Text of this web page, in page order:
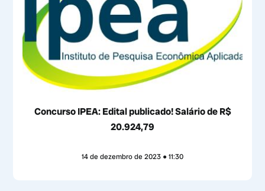
Concurso IPEA: Edital publicado! Salário de R$
20.924,79
14 de dezembro de 2023 11:30